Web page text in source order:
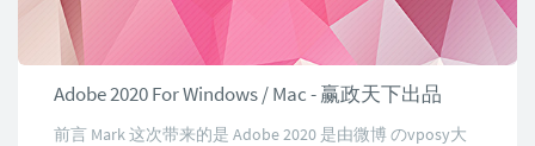
Adobe 2020 For Windows / Mac - 赢政天下出品
前言 Mark 这次带来的是 Adobe 2020 是由微博 のvposy大